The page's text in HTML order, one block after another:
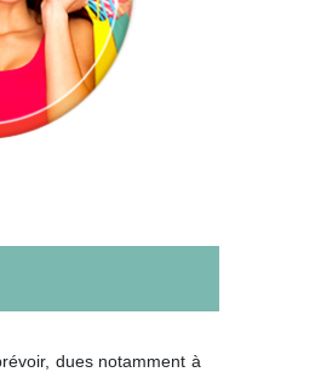
dues notamment à